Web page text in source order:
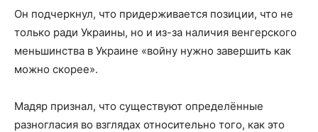
Он подчеркнул, что придерживается позиции, что не
только ради Украины, но и из-за наличия венгерского
меньшинства в Украине «войну нужно завершить как
можно скорее».
Мадяр признал, что существуют определённые
разногласия во взглядах относительно того, как это